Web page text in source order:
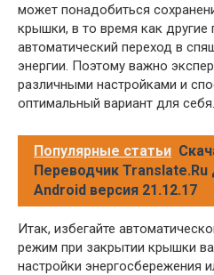
может понадобиться
крышки, в то время как другие
автоматический переход в
энергии. Поэтому важно
различными настройками и
оптимальный вариант для себя.
Популярные статьи
Переводчик Translate.Ru
Android версия 21.12.17
Итак, избегайте
режим при закрытии крышки
настройки энергосбережения